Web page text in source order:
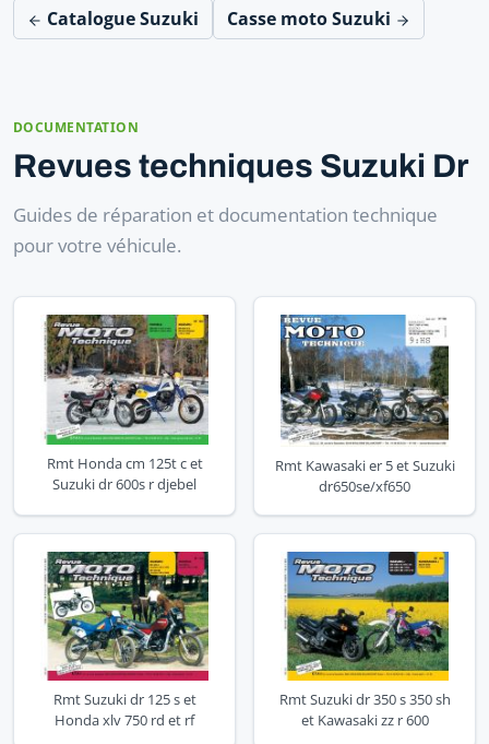
Catalogue Suzuki Casse moto Suzuki
DOCUMENTATION
Revues techniques Suzuki Dr
Guides de réparation et documentation technique
pour votre véhicule.
Rmt Honda cm 125t c et
Suzuki dr 600s r djebel
Rmt Kawasaki er 5 et Suzuki
dr650se/xf650
Rmt Suzuki dr 125 s et
Honda xlv 750 rd et rf
Rmt Suzuki dr 350 s 350 sh
et Kawasaki zz r 600